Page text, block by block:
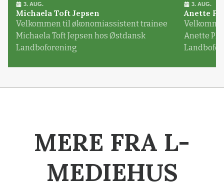
3. AUG.
Michaela Toft Jepsen
Velkommen til økonomiassistent trainee
Michaela Toft Jepsen hos Østdansk
Landboforening
3. AUG.
Anette
Anette
MERE FRA L-
MEDIEHUS